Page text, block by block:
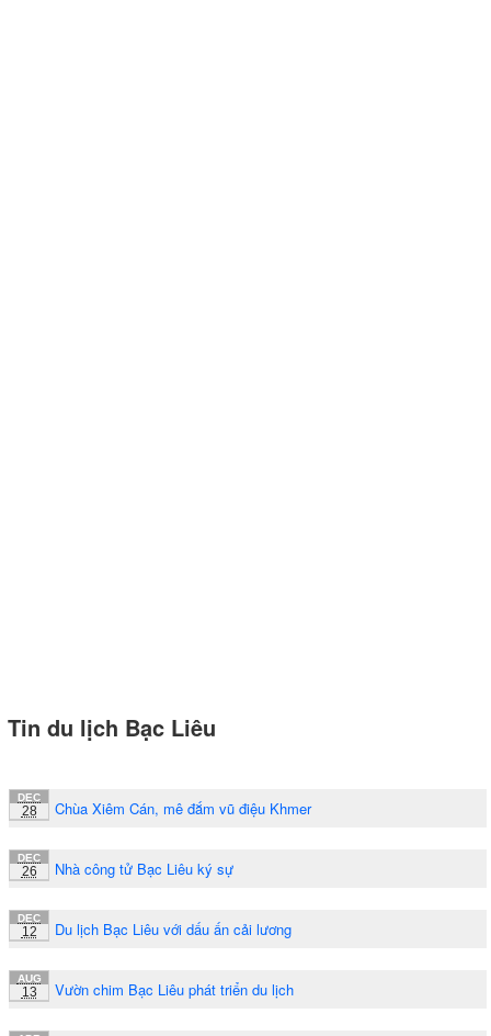
Tin du lịch Bạc Liêu
DEC
28 Chùa Xiêm Cán, mê đắm vũ điệu Khmer
DEC
26 Nhà công tử Bạc Liêu ký sự
DEC
12 Du lịch Bạc Liêu với dấu ấn cải lương
AUG
13 Vườn chim Bạc Liêu phát triển du lịch